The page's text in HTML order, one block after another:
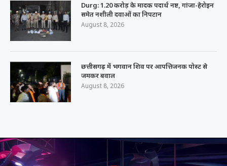
Durg: 1.20 करोड़ के मादक पदार्थ नष्ट, गांजा-हेरोइन
समेत नशीली दवाओं का निपटान
August 8, 2026
छत्तीसगढ़ में भगवान शिव पर आपत्तिजनक पोस्ट से
जमकर बवाल
August 8, 2026